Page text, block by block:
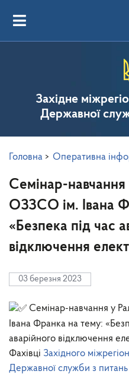
Західне
Державної
Головна > Оперативна
Семінар-навчання
ОЗЗСО ім. Івана
«Безпека під час
відключення
03 березня 2023
Семінар-навчання у
Івана Франка на тему:
аварійного відключення
Фахівці Західного
Державної служби з питань